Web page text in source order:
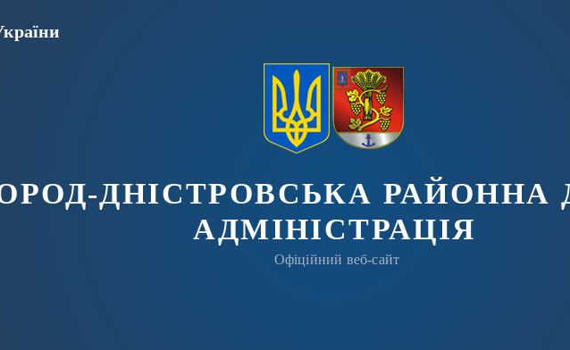
ДНІСТРОВСЬКА РАЙОННА
АДМІНІСТРАЦІЯ
Офіційний веб-сайт